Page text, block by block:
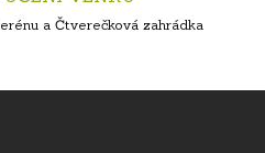
a Čtverečková zahrádka